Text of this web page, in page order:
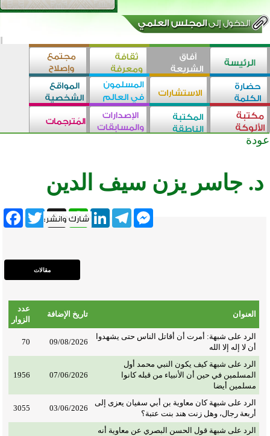
عودة
د. جاسر يزن سيف الدين
Twitter X
WhatsAppLinkedInTelegram
Messenger
العنوان تاريخ الإضافة
عدد
الزوار
الرد على شبهة: أمرت أن أقاتل الناس حتى يشهدوا
أن لا إله إلا الله
09/08/2026
70
الرد على شبهة كيف يكون النبي محمد أول
المسلمين في حين أن الأنبياء من قبله كانوا
مسلمين أيضا
07/06/2026
1956
الرد على شبهة كان معاوية بن أبي سفيان يعزى إلى
أربعة رجال، وهل زنت هند بنت عتبة؟
03/06/2026
3055
الرد على شبهة قول الحسن البصري عن معاوية أنه